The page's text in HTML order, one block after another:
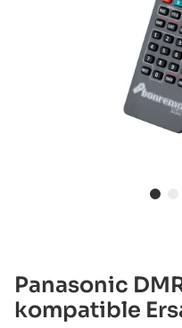
Panasonic
kompatible